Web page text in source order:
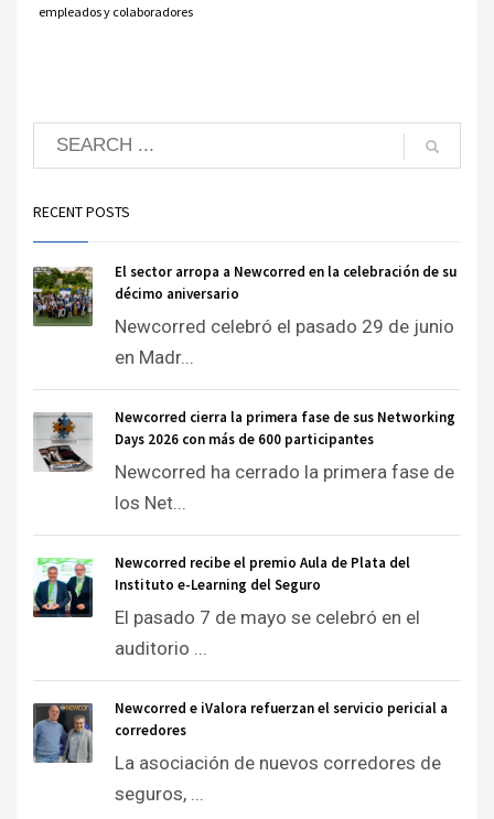
empleados y colaboradores
RECENT POSTS
El sector arropa a Newcorred en la celebración de su
décimo aniversario
Newcorred celebró el pasado 29 de junio
en Madr...
Newcorred cierra la primera fase de sus Networking
Days 2026 con más de 600 participantes
Newcorred ha cerrado la primera fase de
los Net...
Newcorred recibe el premio Aula de Plata del
Instituto e-Learning del Seguro
El pasado 7 de mayo se celebró en el
auditorio ...
Newcorred e iValora refuerzan el servicio pericial a
corredores
La asociación de nuevos corredores de
seguros, ...